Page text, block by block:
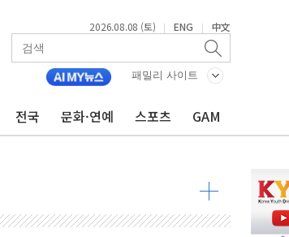
2026.08.08 (토) | ENG | 中文
패밀리 사이트
전국 문화·연예 스포츠 GAM
'활짝'